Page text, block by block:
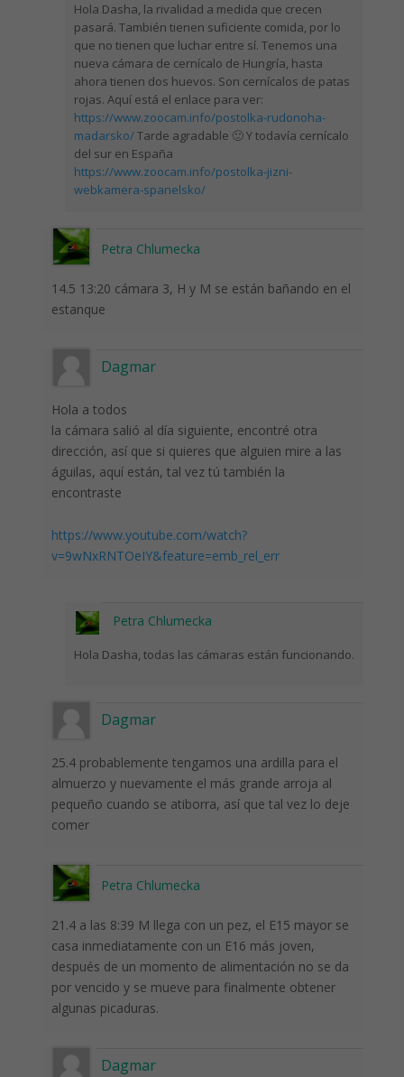
Hola Dasha, la rivalidad a medida que crecen
pasará. También tienen suficiente comida, por lo
que no tienen que luchar entre sí. Tenemos una
nueva cámara de cernícalo de Hungría, hasta
ahora tienen dos huevos. Son cernícalos de patas
rojas. Aquí está el enlace para ver:
https://www.zoocam.info/postolka-rudonoha-
madarsko/Tarde agradable 🙂 Y todavía cernícalo
del sur en España
https://www.zoocam.info/postolka-jizni-
webkamera-spanelsko/
Petra Chlumecka
14.5 13:20 cámara 3, H y M se están bañando en el
estanque
Dagmar
Hola a todos
la cámara salió al día siguiente, encontré otra
dirección, así que si quieres que alguien mire a las
águilas, aquí están, tal vez tú también la
encontraste
https://www.youtube.com/watch?
v=9wNxRNTOeIY&feature=emb_rel_err
Petra Chlumecka
Hola Dasha, todas las cámaras están funcionando.
Dagmar
25.4 probablemente tengamos una ardilla para el
almuerzo y nuevamente el más grande arroja al
pequeño cuando se atiborra, así que tal vez lo deje
comer
Petra Chlumecka
21.4 a las 8:39 M llega con un pez, el E15 mayor se
casa inmediatamente con un E16 más joven,
después de un momento de alimentación no se da
por vencido y se mueve para finalmente obtener
algunas picaduras.
Dagmar